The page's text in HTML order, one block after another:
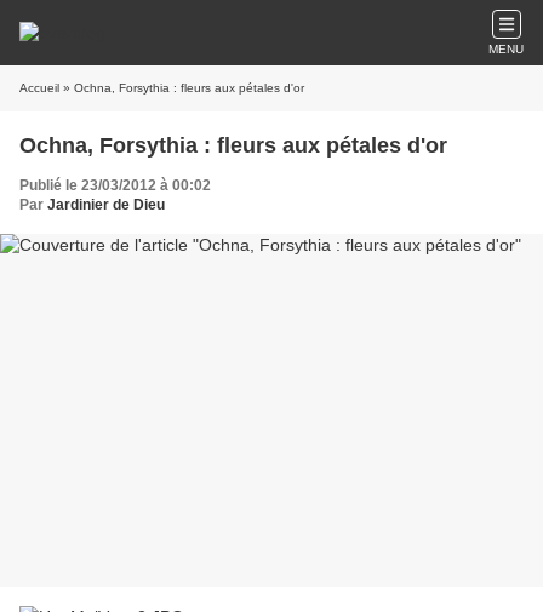
MENU
Accueil » Ochna, Forsythia : fleurs aux pétales d'or
Ochna, Forsythia : fleurs aux pétales d'or
Publié le 23/03/2012 à 00:02
Par Jardinier de Dieu